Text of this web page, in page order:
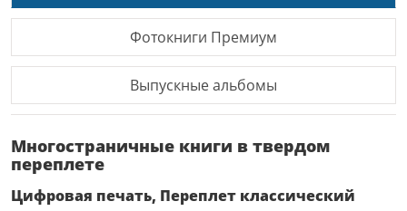
Фотокниги Премиум
Выпускные альбомы
Многостраничные книги в твердом
переплете
Цифровая печать, Переплет классический